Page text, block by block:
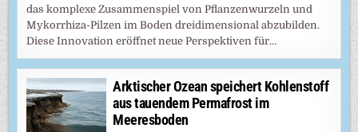
das komplexe Zusammenspiel von Pflanzenwurzeln und
Mykorrhiza-Pilzen im Boden dreidimensional abzubilden.
Diese Innovation eröffnet neue Perspektiven für…
Arktischer Ozean speichert Kohlenstoff
aus tauendem Permafrost im
Meeresboden